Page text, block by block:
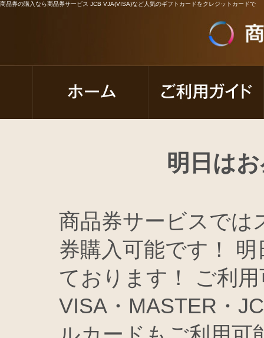
商品券の購入なら商品券サービス JCB VJA(VISA)など人気のギフトカードをクレジットカードで
明日は
商品券サービスでは
券購入可能です！
ております！ ご利
VISA・MASTER・